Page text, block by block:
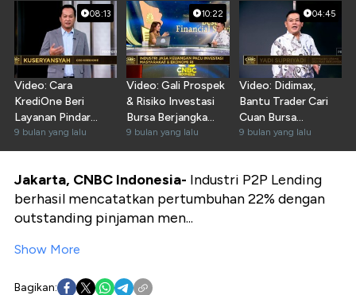
08:13
Video: Cara
KrediOne Beri
Layanan Pindar
Cepat, Bunga
Rendah & Berizin
9 bulan yang lalu
10:22
Video: Gali Prospek
& Risiko Investasi
Bursa Berjangka
Bareng Didimax
9 bulan yang lalu
04:45
Video: Didimax,
Bantu Trader Cari
Cuan Bursa
Berjangka Lewat
Edukasi
9 bulan yang lalu
Jakarta, CNBC Indonesia- Industri P2P Lending
berhasil mencatatkan pertumbuhan 22% dengan
outstanding pinjaman men...
Show More
Bagikan: